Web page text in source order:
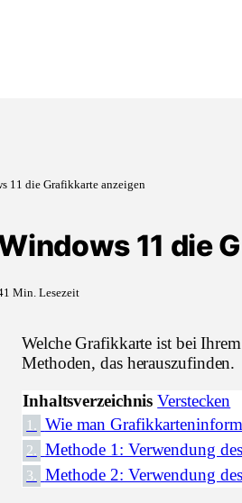
11 die Grafikkarte anzeigen
11 die
1 Min. Lesezeit
Welche Grafikkarte ist bei
Methoden, das herauszufinden.
Inhaltsverzeichnis Verstecken
1. Wie man
2. Methode 1: Verwendung
3. Methode 2: Verwendung